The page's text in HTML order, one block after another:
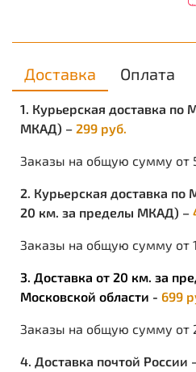
попадание окалины.
Вид изделия:
Маска
Торговая марка /
Материал оправы/
Светофильтр:С-5 (11)
Объем: 0.0065
Вес изделия: 0.5
Сертификат
Доставка Оплата
1. Курьерская доставка по
МКАД) – 299 руб.
Заказы на общую сумму от
2. Курьерская доставка по
20 км. за пределы МКАД) –
Заказы на общую сумму от
3. Доставка от 20 км. за
Московской области - 699
Заказы на общую сумму от
4. Доставка почтой России